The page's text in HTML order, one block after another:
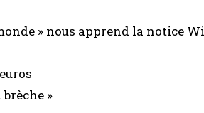
» nous apprend la notice
»